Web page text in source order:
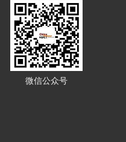
微信公众号